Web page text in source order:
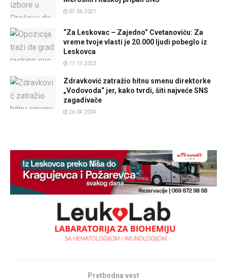
07.06.2021.
“Za Leskovac – Zajedno” Cvetanoviću: Za
vreme tvoje vlasti je 20.000 ljudi pobeglo iz
Leskovca
17.11.2023.
Zdravković zatražio hitnu smenu direktorke
„Vodovoda“ jer, kako tvrdi, šiti najveće SNS
zagađivače
26.04.2024.
Prethodna vest